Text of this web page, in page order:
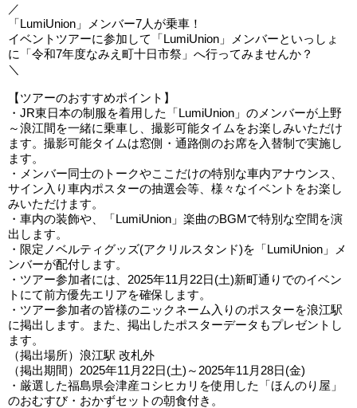
／
「LumiUnion」メンバー7人が乗車！
イベントツアーに参加して「LumiUnion」メンバーといっしょ
に「令和7年度なみえ町十日市祭」へ行ってみませんか？
＼
【ツアーのおすすめポイント】
・JR東日本の制服を着用した「LumiUnion」のメンバーが上野
～浪江間を一緒に乗車し、撮影可能タイムをお楽しみいただけ
ます。撮影可能タイムは窓側・通路側のお席を入替制で実施し
ます。
・メンバー同士のトークやここだけの特別な車内アナウンス、
サイン入り車内ポスターの抽選会等、様々なイベントをお楽し
みいただけます。
・車内の装飾や、「LumiUnion」楽曲のBGMで特別な空間を演
出します。
・限定ノベルティグッズ(アクリルスタンド)を「LumiUnion」メ
ンバーが配付します。
・ツアー参加者には、2025年11月22日(土)新町通りでのイベン
トにて前方優先エリアを確保します。
・ツアー参加者の皆様のニックネーム入りのポスターを浪江駅
に掲出します。また、掲出したポスターデータもプレゼントし
ます。
（掲出場所）浪江駅 改札外
（掲出期間）2025年11月22日(土)～2025年11月28日(金)
・厳選した福島県会津産コシヒカリを使用した「ほんのり屋」
のおむすび・おかずセットの朝食付き。